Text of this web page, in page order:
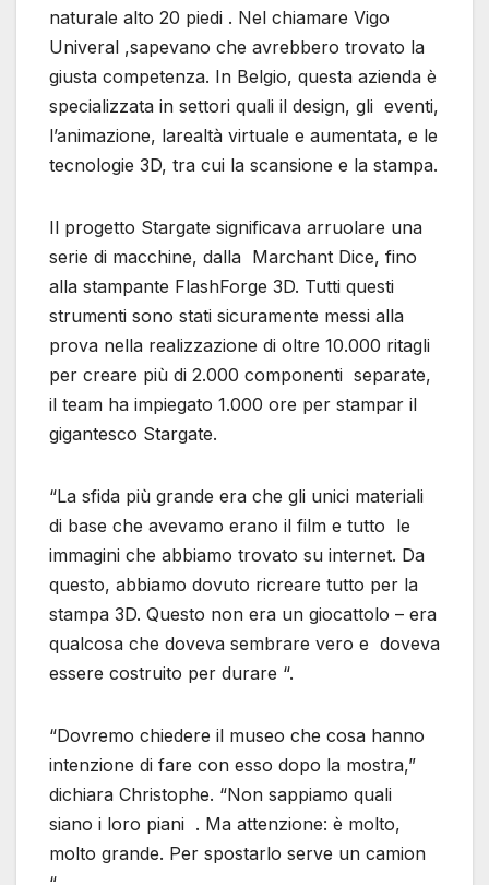
naturale alto 20 piedi . Nel chiamare Vigo
Univeral ,sapevano che avrebbero trovato la
giusta competenza. In Belgio, questa azienda è
specializzata in settori quali il design, gli eventi,
l’animazione, larealtà virtuale e aumentata, e le
tecnologie 3D, tra cui la scansione e la stampa.
Il progetto Stargate significava arruolare una
serie di macchine, dalla Marchant Dice, fino
alla stampante FlashForge 3D. Tutti questi
strumenti sono stati sicuramente messi alla
prova nella realizzazione di oltre 10.000 ritagli
per creare più di 2.000 componenti separate,
il team ha impiegato 1.000 ore per stampar il
gigantesco Stargate.
“La sfida più grande era che gli unici materiali
di base che avevamo erano il film e tutto le
immagini che abbiamo trovato su internet. Da
questo, abbiamo dovuto ricreare tutto per la
stampa 3D. Questo non era un giocattolo – era
qualcosa che doveva sembrare vero e doveva
essere costruito per durare “.
“Dovremo chiedere il museo che cosa hanno
intenzione di fare con esso dopo la mostra,”
dichiara Christophe. “Non sappiamo quali
siano i loro piani . Ma attenzione: è molto,
molto grande. Per spostarlo serve un camion